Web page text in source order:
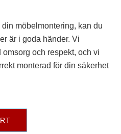
möbelmontering, kan du
är i goda händer. Vi
och respekt, och vi
monterad för din säkerhet